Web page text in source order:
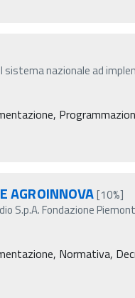
sistema nazionale ad
AGROINNOVA[10%]
S.p.A. Fondazione
Normativa,